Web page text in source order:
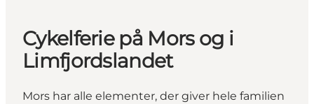
Cykelferie på Mors og i
Limfjordslandet
Mors har alle elementer, der giver hele familien